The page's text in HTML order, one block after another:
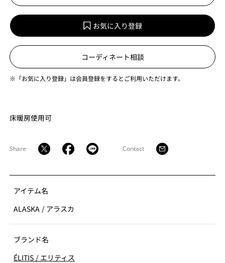
お気に入り登録
コーディネート相談
※「お気に入り登録」は会員登録をするとご利用いただけます。
床暖房使用可
Share Contact
アイテム名
ALASKA / アラスカ
ブランド名
ÉLITIS / エリティス